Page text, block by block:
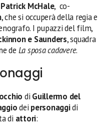
Patrick McHale, co-
, che si occuperà della regia e
I pupazzi del film,
e Saunders, squadra
de La sposa cadavere.
di Guillermo del
dei personaggidi
di attori: